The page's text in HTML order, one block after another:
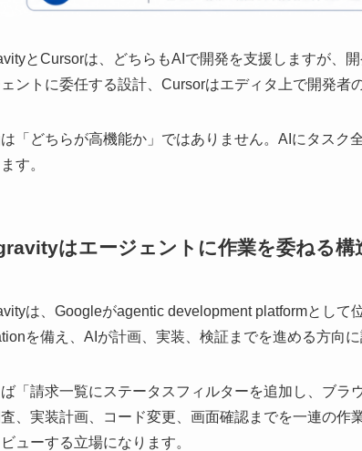
とCursorは、どちらもAIで開発を支援しますが、
ントに委任する設計、Cursorはエディタ上で開発者
「どちらが高機能か」ではありません。AIにタス
す。
はエージェントに作業を委ねる構
は、Googleがagentic development platformとして
を備え、AIが計画、実装、検証までを進める方向に
「請求一覧にステータスフィルターを追加し、ブ
、実装計画、コード変更、画面確認までを一連の
ューする立場になります。